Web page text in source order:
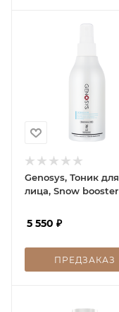
Genosys, Тоник для
лица, Snow booster
5 550 ₽
ПРЕДЗАКАЗ